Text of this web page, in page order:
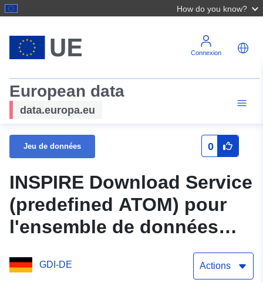
How do you know?
Connexion
European data
data.europa.eu
Jeu de données 0
INSPIRE Download Service
(predefined ATOM) pour
l'ensemble de données
Reindorf n ° II, couloir 4, 5,
10, 13 tous tlw.
GDI-DE Actions